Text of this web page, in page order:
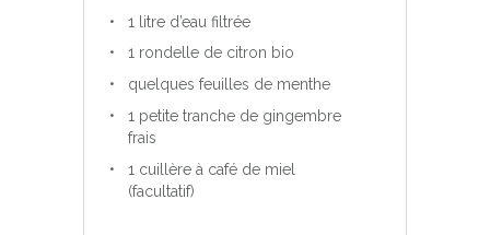
1 litre d’eau filtrée
1 rondelle de citron bio
quelques feuilles de menthe
1 petite tranche de gingembre
frais
1 cuillère à café de miel
(facultatif)